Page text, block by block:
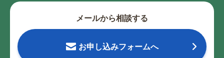
メールから相談する
お申し込みフォームへ